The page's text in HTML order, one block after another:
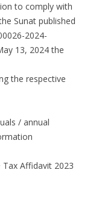
to comply with
Sunat published
2024-
13, 2024 the
the respective
/ annual
Tax Affidavit 2023